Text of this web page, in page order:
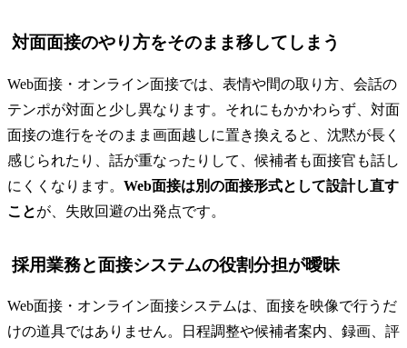
対面面接のやり方をそのまま移してしまう
Web面接・オンライン面接では、表情や間の取り方、会話の
テンポが対面と少し異なります。それにもかかわらず、対面
面接の進行をそのまま画面越しに置き換えると、沈黙が長く
感じられたり、話が重なったりして、候補者も面接官も話し
にくくなります。 Web面接は別の面接形式として設計し直す
ことが、失敗回避の出発点です。
採用業務と面接システムの役割分担が曖昧
Web面接・オンライン面接システムは、面接を映像で行うだ
けの道具ではありません。日程調整や候補者案内、録画、評